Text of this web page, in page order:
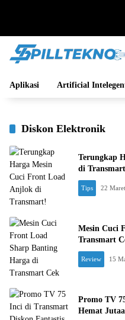
Aplikasi Artificial
Diskon Elektronik
Terungkap
di
Tips 22
Mesin Cuci
Transmart
Review 15
Promo TV
Hemat